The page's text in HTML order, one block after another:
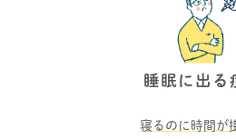
睡眠に出る
寝るのに時間が